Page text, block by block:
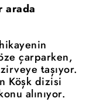
arada
çarparken,
taşıyor.
Köşk dizisi
alınıyor.